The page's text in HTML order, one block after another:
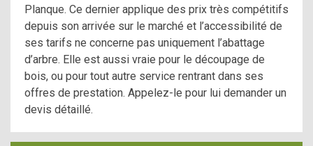
Planque. Ce dernier applique des prix très compétitifs
depuis son arrivée sur le marché et l’accessibilité de
ses tarifs ne concerne pas uniquement l’abattage
d’arbre. Elle est aussi vraie pour le découpage de
bois, ou pour tout autre service rentrant dans ses
offres de prestation. Appelez-le pour lui demander un
devis détaillé.